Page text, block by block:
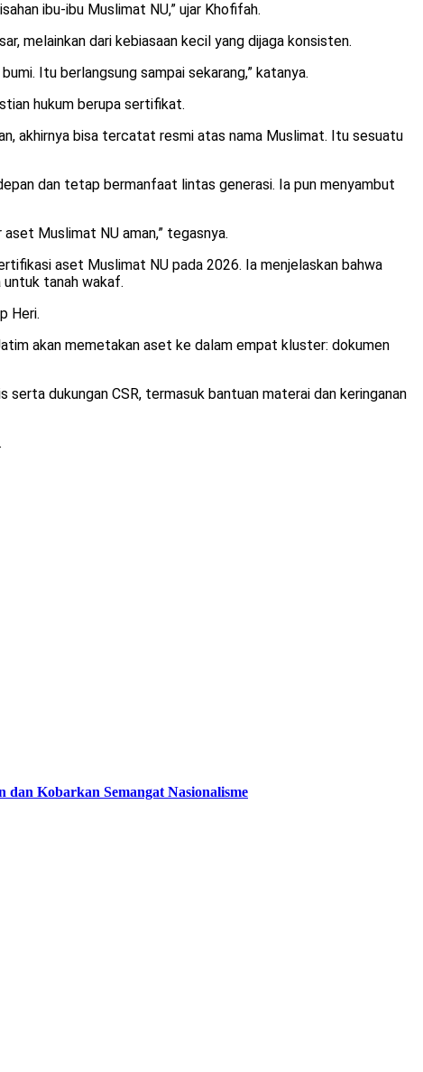
ibu-ibu Muslimat NU,” ujar Khofifah.
melainkan dari kebiasaan kecil yang dijaga konsisten.
Itu berlangsung sampai sekarang,” katanya.
hukum berupa sertifikat.
akhirnya bisa tercatat resmi atas nama Muslimat. Itu sesuatu
dan tetap bermanfaat lintas generasi. Ia pun menyambut
Muslimat NU aman,” tegasnya.
aset Muslimat NU pada 2026. Ia menjelaskan bahwa
tanah wakaf.
Heri.
akan memetakan aset ke dalam empat kluster: dokumen
dukungan CSR, termasuk bantuan materai dan keringanan
Kobarkan Semangat Nasionalisme